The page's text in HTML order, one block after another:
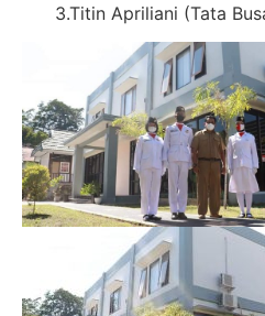
3.Titin Apriliani (Tata